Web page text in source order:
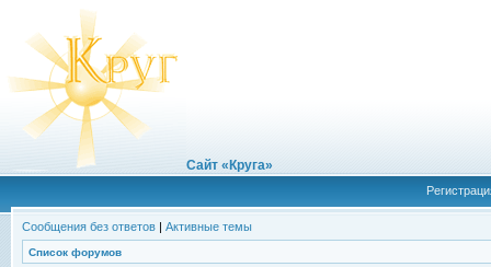
Сайт «Круга»
Сообщения без ответов | Активные темы
Список форумов